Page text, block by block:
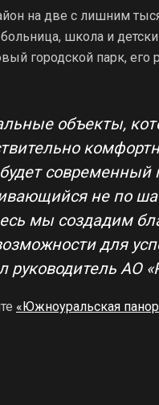
на две с лишним
школа и
городской парк,
объекты,
современный
не по
мы создадим
для
руководитель АО
«Южноуральская